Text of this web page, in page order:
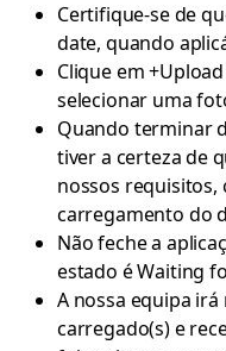
Certifique-se de
date, quando
Clique em
selecionar uma
Quando terminar
tiver a certeza de
nossos requisitos,
carregamento do
Não feche a
estado é Waiting
A nossa equipa
carregado(s) e